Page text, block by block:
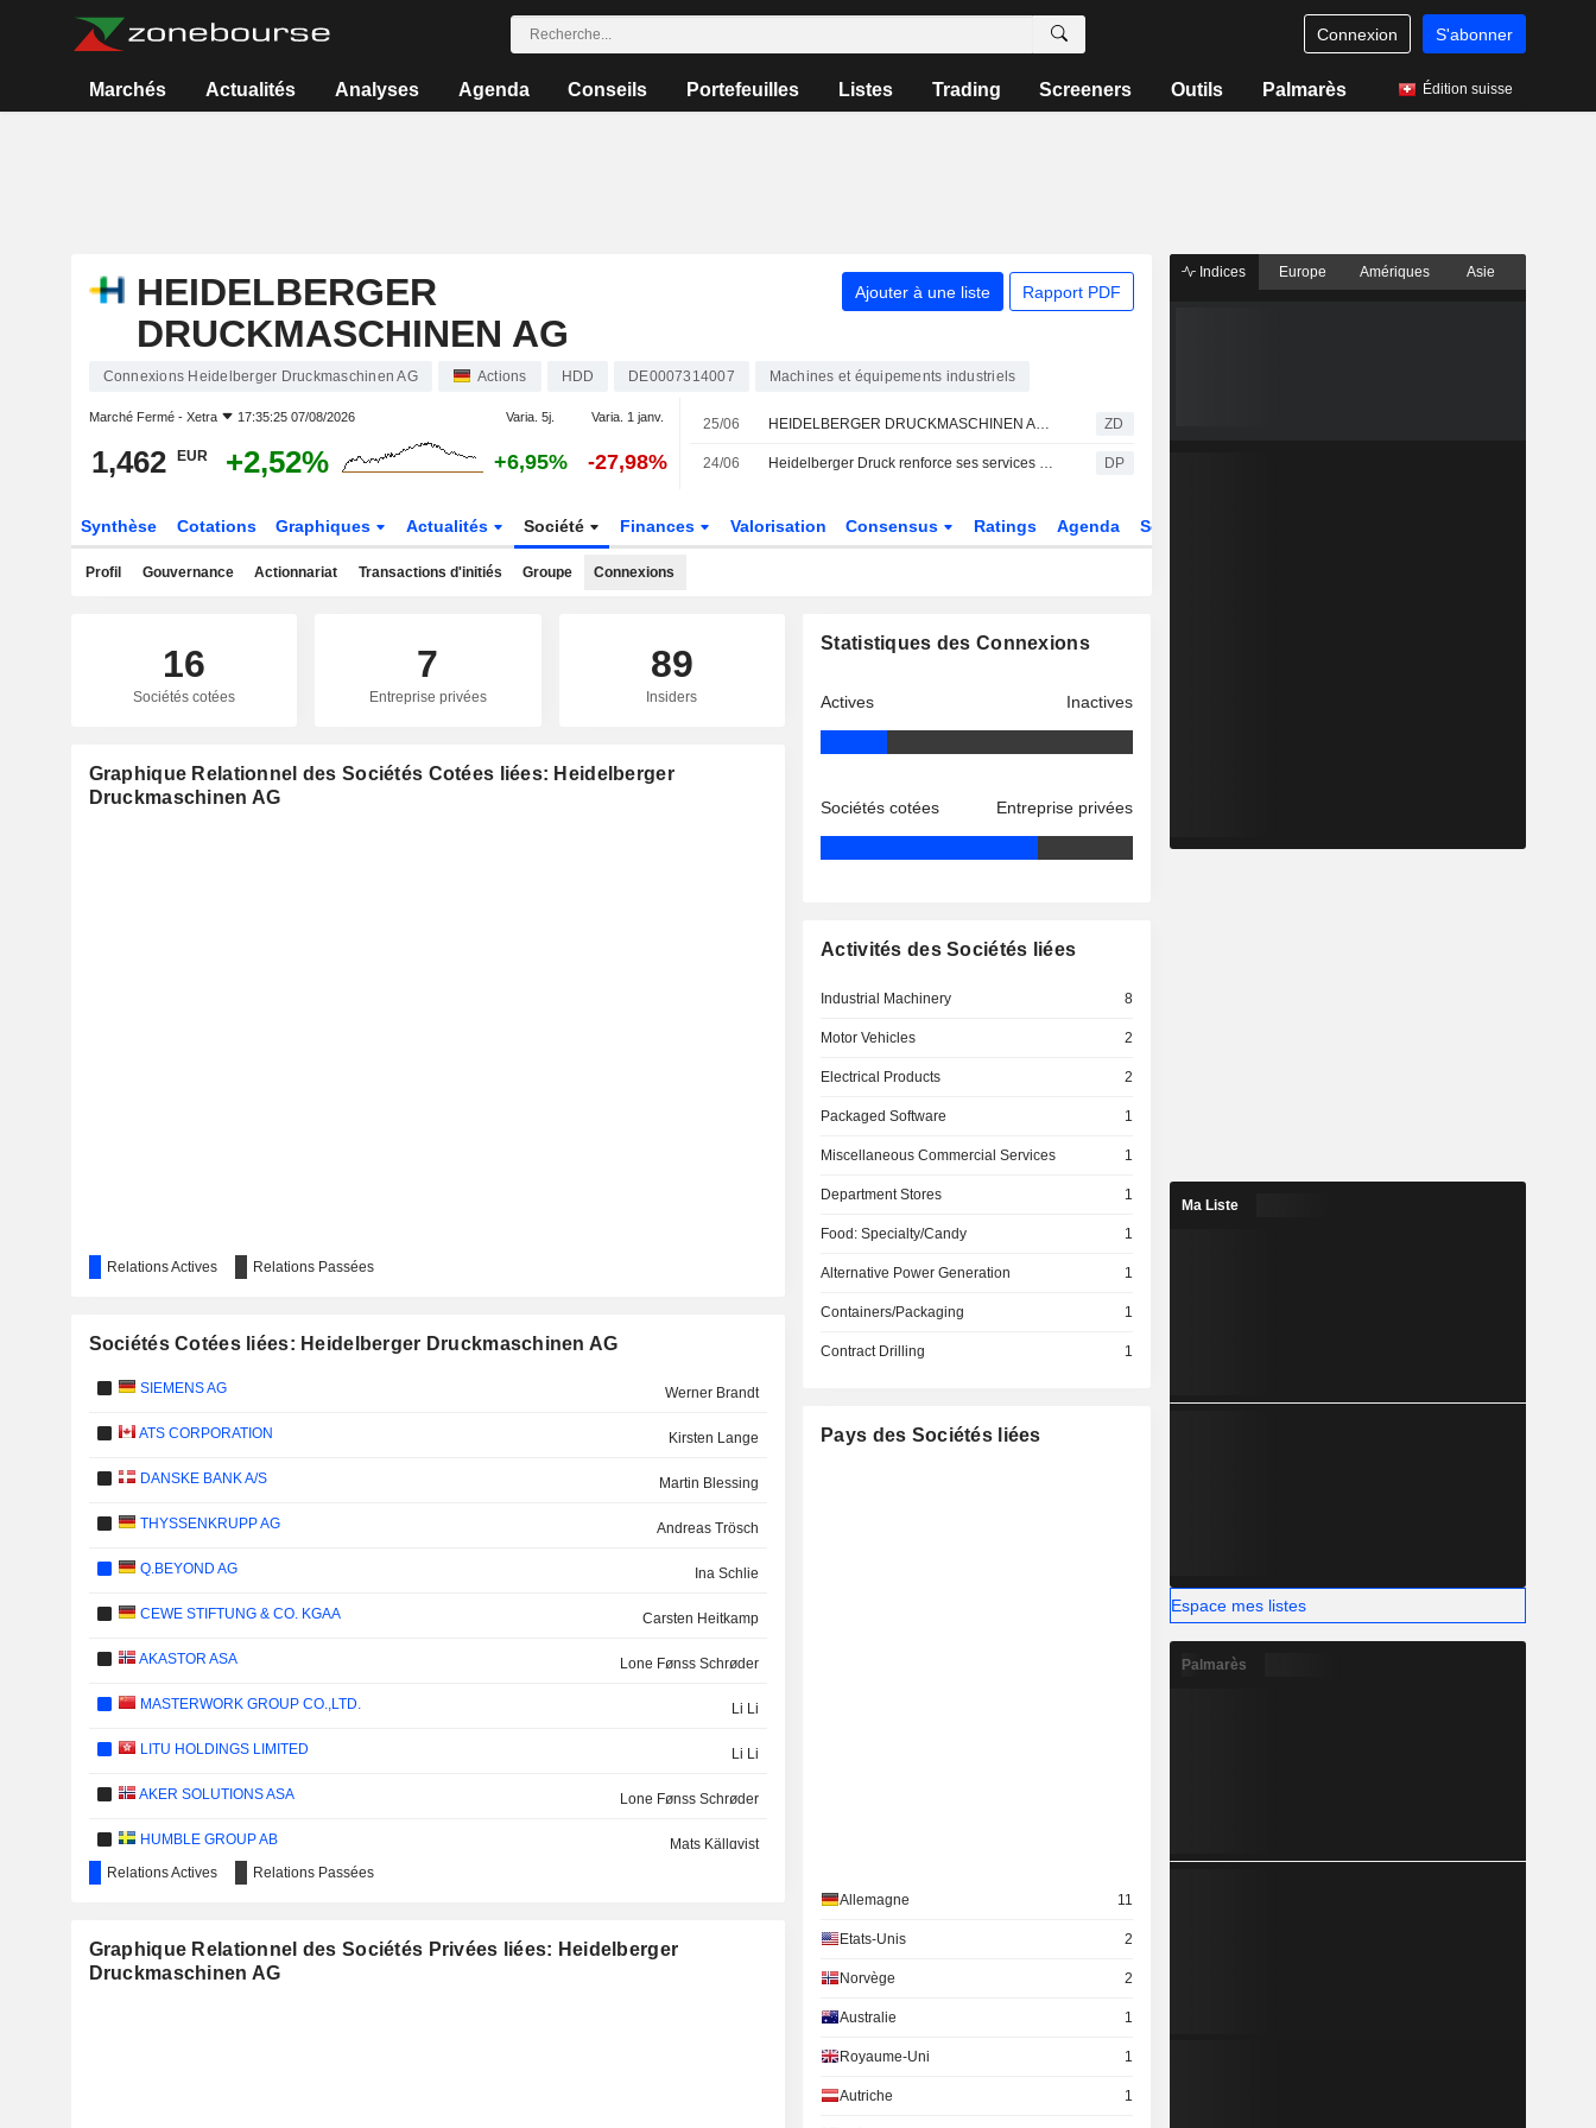
Connexion S'abonner
Marchés Actualités Analyses Agenda Conseils Portefeuilles Listes Trading Screeners Outils Palmarès Édition suisse
HEIDELBERGER
DRUCKMASCHINEN AG
Ajouter à une liste Rapport PDF
Connexions Heidelberger Druckmaschinen AG Actions HDD DE0007314007 Machines et équipements industriels
Marché Fermé - Xetra 17:35:25 07/08/2026 Varia. 5j. Varia. 1 janv.
1,462 EUR +2,52% +6,95% -27,98%
25/06 HEIDELBERGER DRUCKMASCHINEN AG : Warburg Research relève son opinion ZD
24/06 Heidelberger Druck renforce ses services avec le rachat de Manroland DP
Synthèse Cotations Graphiques Actualités Société Finances Valorisation Consensus Ratings Agenda Secteur
Profil Gouvernance Actionnariat Transactions d'initiés Groupe Connexions
16
Sociétés cotées
7
Entreprise privées
89
Insiders
Graphique Relationnel des Sociétés Cotées liées: Heidelberger
Druckmaschinen AG
Relations Actives Relations Passées
Sociétés Cotées liées: Heidelberger Druckmaschinen AG
SIEMENS AG Werner Brandt
ATS CORPORATION Kirsten Lange
DANSKE BANK A/S Martin Blessing
THYSSENKRUPP AG Andreas Trösch
Q.BEYOND AG Ina Schlie
CEWE STIFTUNG & CO. KGAA Carsten Heitkamp
AKASTOR ASA Lone Fønss Schrøder
MASTERWORK GROUP CO.,LTD. Li Li
LITU HOLDINGS LIMITED Li Li
AKER SOLUTIONS ASA Lone Fønss Schrøder
HUMBLE GROUP AB Mats Källqvist
CECONOMY AG
HWK 1365 SE
Relations Actives Relations Passées
Graphique Relationnel des Sociétés Privées liées: Heidelberger
Druckmaschinen AG
Statistiques des Connexions
Actives Inactives
Sociétés cotées Entreprise privées
Activités des Sociétés liées
Industrial Machinery 8
Motor Vehicles 2
Electrical Products 2
Packaged Software 1
Miscellaneous Commercial Services 1
Department Stores 1
Food: Specialty/Candy 1
Alternative Power Generation 1
Containers/Packaging 1
Contract Drilling 1
Pays des Sociétés liées
Allemagne 11
Etats-Unis 2
Norvège 2
Australie 1
Royaume-Uni 1
Autriche 1
Indices Europe Amériques Asie
Ma Liste
Espace mes listes
Palmarès